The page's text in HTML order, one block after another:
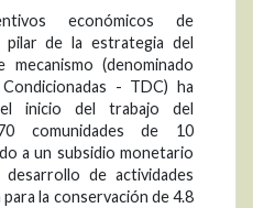
económicos de
de la estrategia del
mecanismo (denominado
- TDC) ha
inicio del trabajo del
comunidades de 10
a un subsidio monetario
de actividades
la conservación de 4.8